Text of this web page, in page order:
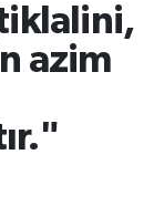
azim